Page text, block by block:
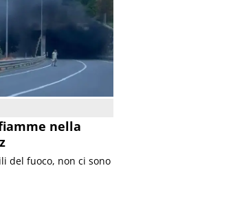
nella
del fuoco, non ci sono